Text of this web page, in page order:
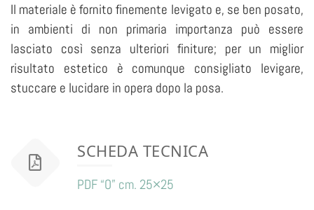
Il materiale è fornito finemente levigato e, se ben posato,
in ambienti di non primaria importanza può essere
lasciato così senza ulteriori finiture; per un miglior
risultato estetico è comunque consigliato levigare,
stuccare e lucidare in opera dopo la posa.
SCHEDA TECNICA
PDF “O” cm. 25×25